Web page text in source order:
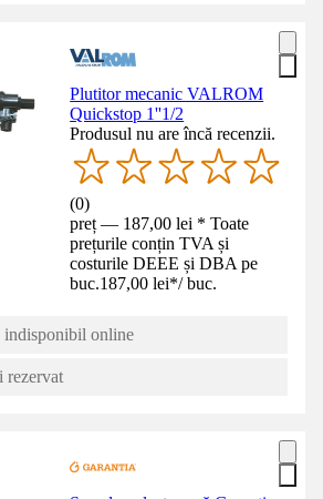
Plutitor mecanic VALROM
Quickstop 1''1/2
Produsul nu are încă recenzii.
(0)
preț — 187,00 lei * Toate
prețurile conțin TVA și
costurile DEEE și DBA pe
buc.187,00 lei*/ buc.
indisponibil online
rezervat